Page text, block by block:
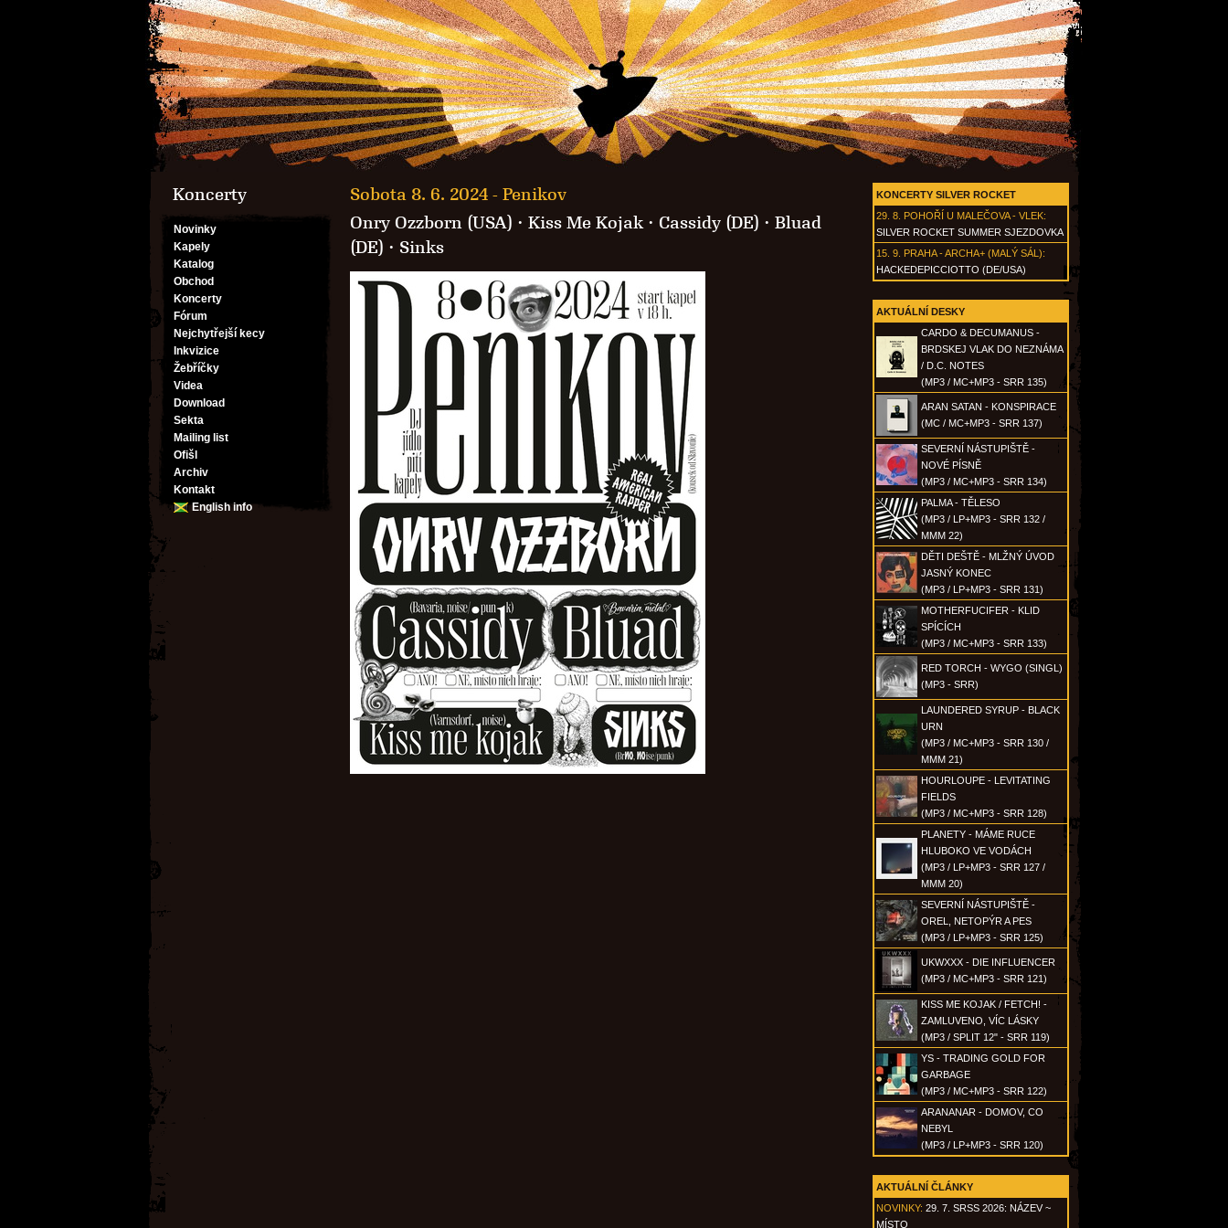
Koncerty
Novinky
Kapely
Katalog
Obchod
Koncerty
Fórum
Nejchytřejší kecy
Inkvizice
Žebříčky
Videa
Download
Sekta
Mailing list
Ofišl
Archiv
Kontakt
English info
KONCERTY SILVER ROCKET
29. 8. POHOŘÍ U MALEČOVA - VLEK:
SILVER ROCKET SUMMER SJEZDOVKA
15. 9. PRAHA - ARCHA+ (MALÝ SÁL):
HACKEDEPICCIOTTO (DE/USA)
AKTUÁLNÍ DESKY
CARDO & DECUMANUS -
BRDSKEJ VLAK DO NEZNÁMA
/ D.C. NOTES
(MP3 / MC+MP3 - SRR 135)
ARAN SATAN - KONSPIRACE
(MC / MC+MP3 - SRR 137)
SEVERNÍ NÁSTUPIŠTĚ -
NOVÉ PÍSNĚ
(MP3 / MC+MP3 - SRR 134)
PALMA - TĚLESO
(MP3 / LP+MP3 - SRR 132 /
MMM 22)
DĚTI DEŠTĚ - MLŽNÝ ÚVOD
JASNÝ KONEC
(MP3 / LP+MP3 - SRR 131)
MOTHERFUCIFER - KLID
SPÍCÍCH
(MP3 / MC+MP3 - SRR 133)
RED TORCH - WYGO (SINGL)
(MP3 - SRR)
LAUNDERED SYRUP - BLACK
URN
(MP3 / MC+MP3 - SRR 130 /
MMM 21)
HOURLOUPE - LEVITATING
FIELDS
(MP3 / MC+MP3 - SRR 128)
PLANETY - MÁME RUCE
HLUBOKO VE VODÁCH
(MP3 / LP+MP3 - SRR 127 /
MMM 20)
SEVERNÍ NÁSTUPIŠTĚ -
OREL, NETOPÝR A PES
(MP3 / LP+MP3 - SRR 125)
UKWXXX - DIE INFLUENCER
(MP3 / MC+MP3 - SRR 121)
KISS ME KOJAK / FETCH! -
ZAMLUVENO, VÍC LÁSKY
(MP3 / SPLIT 12" - SRR 119)
YS - TRADING GOLD FOR
GARBAGE
(MP3 / MC+MP3 - SRR 122)
ARANANAR - DOMOV, CO
NEBYL
(MP3 / LP+MP3 - SRR 120)
AKTUÁLNÍ ČLÁNKY
NOVINKY: 29. 7. SRSS 2026: NÁZEV ~
MÍSTO
Sobota 8. 6. 2024 - Penikov
Onry Ozzborn (USA) · Kiss Me Kojak· Cassidy (DE) · Bluad
(DE) · Sinks